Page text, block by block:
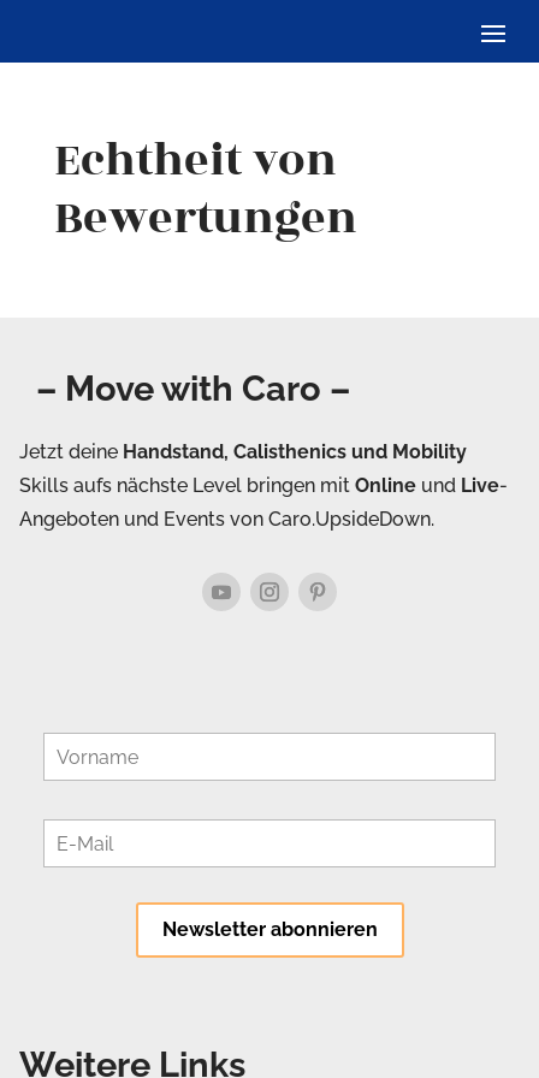
Echtheit von
Bewertungen
– Move with Caro –
Jetzt deine Handstand, Calisthenics und Mobility
Skills aufs nächste Level bringen mit Online und Live-
Angeboten und Events von Caro.UpsideDown.
Weitere Links